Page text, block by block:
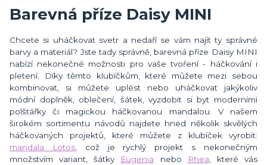
Barevná příze Daisy MINI
Chcete si uháčkovat svetr a nedaří se vám najít ty správné
barvy a materiál? Jste tady správně, barevná příze Daisy MINI
nabízí nekonečné možnosti pro vaše tvoření - háčkování i
pletení. Díky těmto klubíčkům, které můžete mezi sebou
kombinovat, si můžete uplést nebo uháčkovat jakýkoliv
módní doplněk, oblečení, šátek, vyzdobit si byt moderními
polštářky či magickou háčkovanou mandalou. V našem
širokém sortimentu návodů najdete hned několik skvělých
háčkovaných projektů, které můžete z klubíček vyrobit:
mandala Lotos, což je rychlý projekt s nekonečným
množstvím variant, šátky
Eugenia nebo Rhea, které vás